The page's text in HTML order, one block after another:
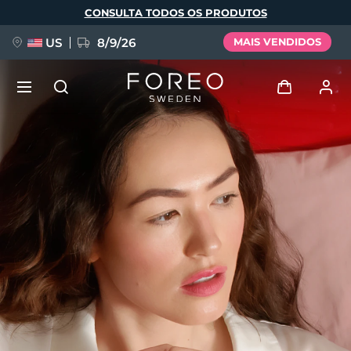
principal
CONSULTA TODOS OS PRODUTOS
US 8/9/26 MAIS VENDIDOS
Entrar
Perfil de usuário
Meus aparelhos
Meus pedidos
Meus endereços
As minhas subscrições
NOVIDADE
FAQ™ Pure Beauty-Tech Elixir
BREAKING NEWS
issa™ Teeth Whitening Set
Idioma
English Deutsch
Español
Français
Português
Polski
Svenska
Русский
Türkçe
简体中文 繁體中文